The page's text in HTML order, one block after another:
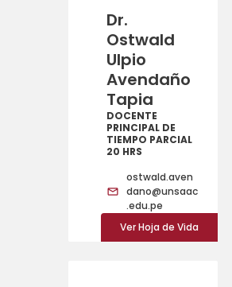
Dr.
Ostwald
Ulpio
Avendaño
Tapia
DOCENTE
PRINCIPAL DE
TIEMPO PARCIAL
20 HRS
ostwald.aven
dano@unsaac
.edu.pe
Ver Hoja de Vida